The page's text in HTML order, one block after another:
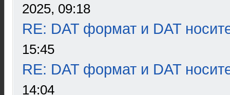
2025, 09:18
RE: DAT формат и DAT
15:45
RE: DAT формат и DAT
14:04